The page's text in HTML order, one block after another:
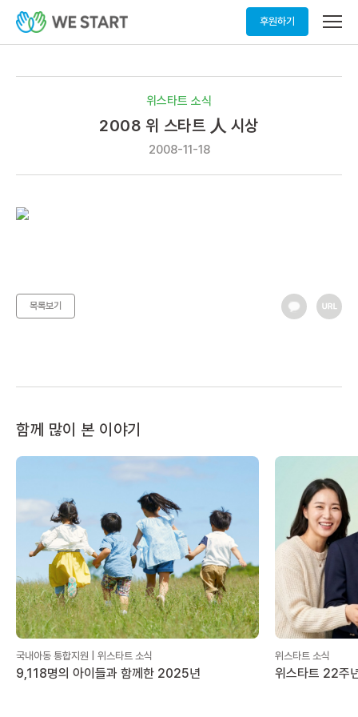
후원하기
메
열
위스타트 소식
2008 위 스타트 人 시상
2008-11-18
목록보기
함께 많이 본 이야기
국내아동 통합지원 | 위스타트 소식
9,118명의 아이들과 함께한 2025년
위스타트 소식
위스타트 22주